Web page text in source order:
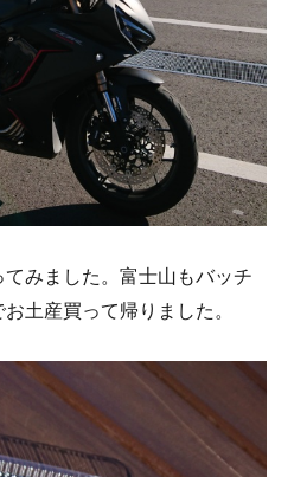
みました。富士山もバッチ
土産買って帰りました。